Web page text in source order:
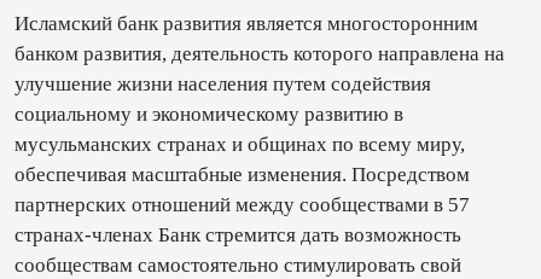
Исламский банк развития является многосторонним
банком развития, деятельность которого направлена на
улучшение жизни населения путем содействия
социальному и экономическому развитию в
мусульманских странах и общинах по всему миру,
обеспечивая масштабные изменения. Посредством
партнерских отношений между сообществами в 57
странах-членах Банк стремится дать возможность
сообществам самостоятельно стимулировать свой